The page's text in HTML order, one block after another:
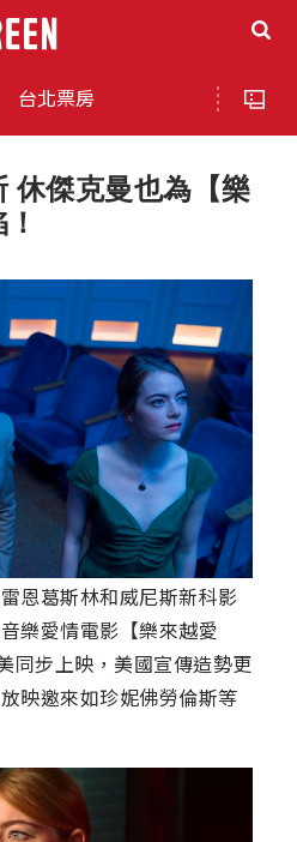
台北票房
休傑克曼也為【樂
葛斯林和威尼斯新科影
樂愛情電影【樂來越愛
同步上映，美國宣傳造勢更
映邀來如珍妮佛勞倫斯等